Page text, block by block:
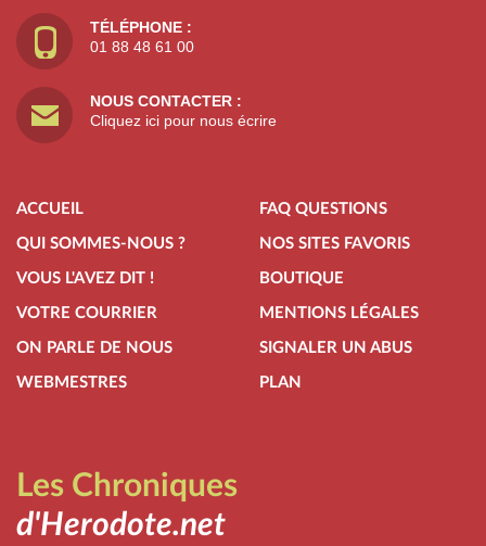
TÉLÉPHONE :
01 88 48 61 00
NOUS CONTACTER :
Cliquez ici pour nous écrire
ACCUEIL
QUI SOMMES-NOUS ?
VOUS L'AVEZ DIT !
VOTRE COURRIER
ON PARLE DE NOUS
WEBMESTRES
FAQ QUESTIONS
NOS SITES FAVORIS
BOUTIQUE
MENTIONS LÉGALES
SIGNALER UN ABUS
PLAN
Les Chroniques
d'Herodote.net